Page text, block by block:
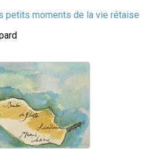
petits moments de la vie rétaise